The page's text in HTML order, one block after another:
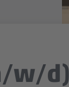
w/d)